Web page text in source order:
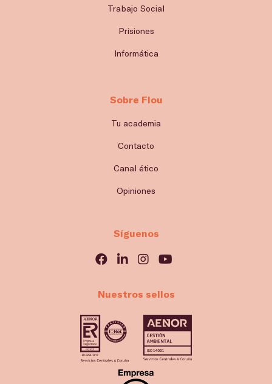
Trabajo Social
Prisiones
Informática
Sobre Flou
Tu academia
Contacto
Canal ético
Opiniones
Síguenos
Nuestros sellos